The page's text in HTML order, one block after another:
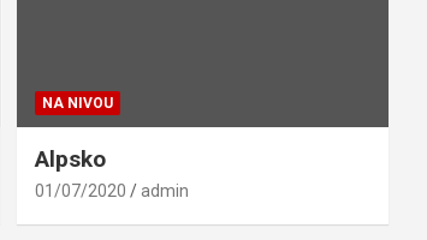
NA NIVOU
Alpsko
01/07/2020 admin